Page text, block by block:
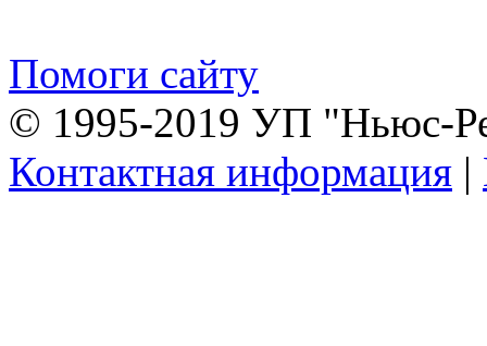
Помоги сайту
© 1995-2019 УП "Ньюс-
Контактная информация |